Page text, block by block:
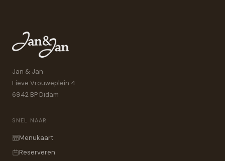
Jan & Jan
Lieve Vrouweplein 4
6942 BP Didam
SNEL NAAR
Menukaart
Reserveren